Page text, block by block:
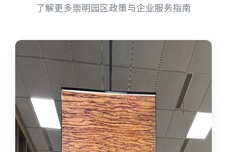
了解更多崇明园区政策与企业服务指南